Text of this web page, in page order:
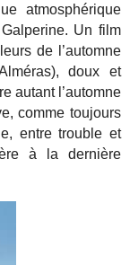
atmosphérique
Un film
de l’automne
doux et
autant l’automne
comme toujours
entre trouble et
à la dernière